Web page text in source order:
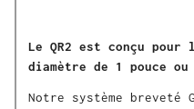
Le QR2 est conçu pour
diamètre de 1 pouce
Notre système breveté